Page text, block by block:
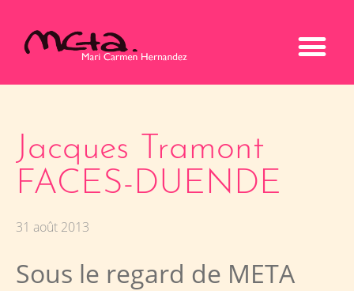
Jacques Tramont
FACES-DUENDE
31 août 2013
Sous le regard de META